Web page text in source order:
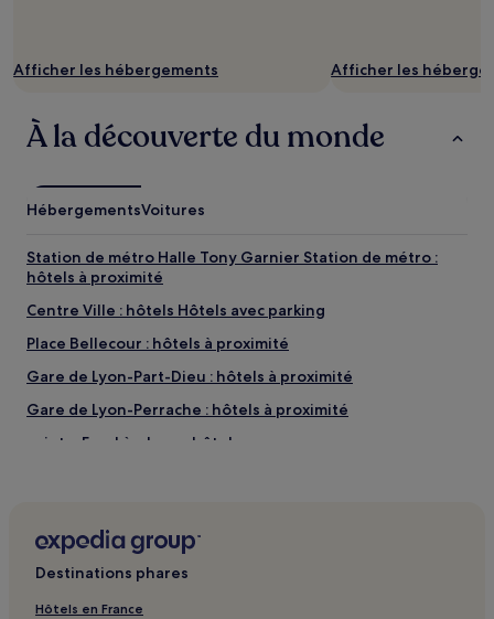
Afficher les hébergements Afficher les
À la découverte du monde
HébergementsVoitures
Station de métro Halle Tony Garnier Station de métro :
hôtels à proximité
Centre Ville : hôtels Hôtels avec parking
Place Bellecour : hôtels à proximité
Gare de Lyon-Part-Dieu : hôtels à proximité
Gare de Lyon-Perrache : hôtels à proximité
Sainte-Foy-Lès-Lyon : hôtels
Place Carnot : hôtels à proximité
Station de métro Place Jean Jaurès : hôtels à proximité
Parc de la Tête d’or : hôtels à proximité
Destinations phares
Hôtels en France